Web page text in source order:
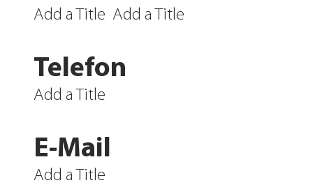
Add a Title
Telefon
Add a Title
E-Mail
Add a Title
Add a Title